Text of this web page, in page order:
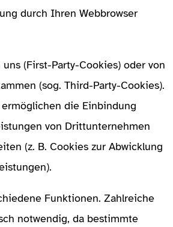
durch Ihren Webbrowser
(First-Party-Cookies) oder von
(sog. Third-Party-Cookies).
die Einbindung
von Drittunternehmen
(z. B. Cookies zur Abwicklung
Funktionen. Zahlreiche
notwendig, da bestimmte